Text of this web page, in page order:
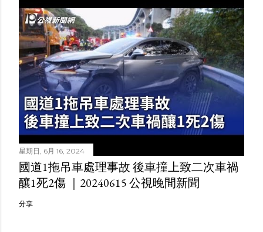
星期日, 6月 16, 2024
國道1拖吊車處理事故 後車撞上致二次車禍
釀1死2傷 ｜20240615 公視晚間新聞
分享